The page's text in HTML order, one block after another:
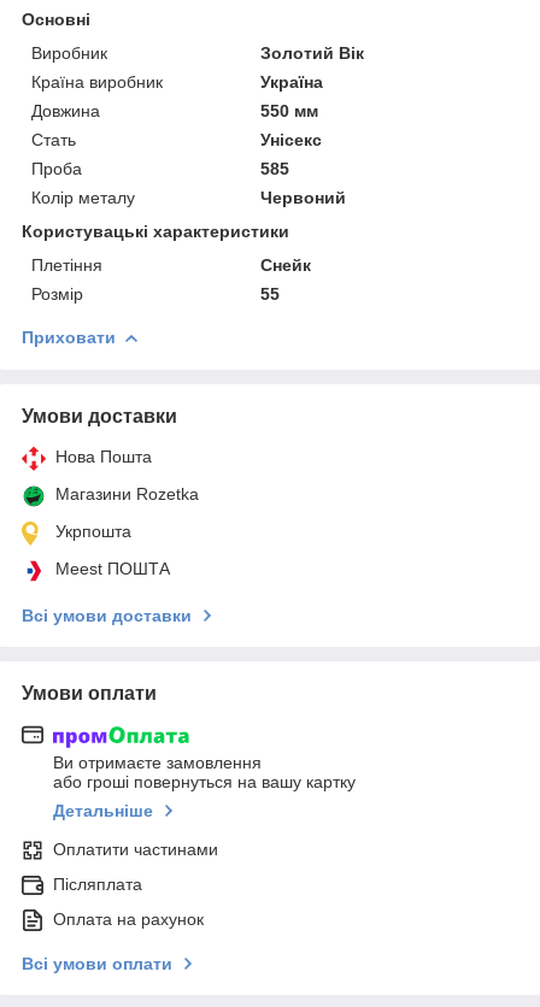
Основні
Виробник
Золотий Вік
Країна виробник
Україна
Довжина
550 мм
Стать
Унісекс
Проба
585
Колір металу
Червоний
Користувацькі характеристики
Плетіння
Снейк
Розмір
55
Приховати
Умови доставки
Нова Пошта
Магазини Rozetka
Укрпошта
Meest ПОШТА
Всі умови доставки
Умови оплати
Ви отримаєте замовлення
або гроші повернуться на вашу картку
Детальніше
Оплатити частинами
Післяплата
Оплата на рахунок
Всі умови оплати